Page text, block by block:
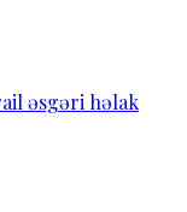
əsgəri həlak